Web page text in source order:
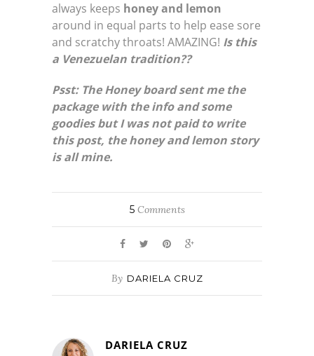
always keeps honey and lemon
around in equal parts to help ease sore
and scratchy throats! AMAZING! Is this
a Venezuelan tradition??
Psst: The Honey board sent me the
package with the info and some
goodies but I was not paid to write
this post, the honey and lemon story
is all mine.
5Comments
By DARIELA CRUZ
DARIELA CRUZ